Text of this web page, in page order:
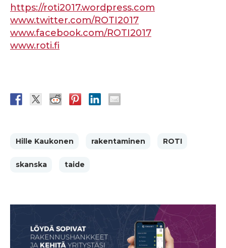
https://roti2017.wordpress.com
www.twitter.com/ROTI2017
www.facebook.com/ROTI2017
www.roti.fi
Hille Kaukonen rakentaminen ROTI
skanska taide